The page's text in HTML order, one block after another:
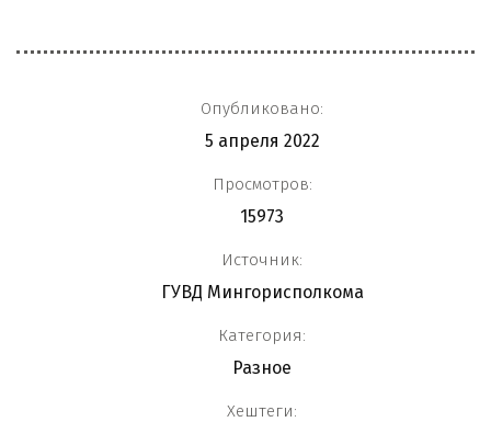
Опубликовано:
5 апреля 2022
Просмотров:
15973
Источник:
ГУВД Мингорисполкома
Категория:
Разное
Хештеги: